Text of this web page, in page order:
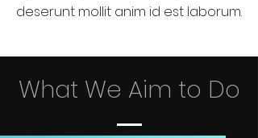
deserunt mollit anim id est laborum.
What We Aim to Do